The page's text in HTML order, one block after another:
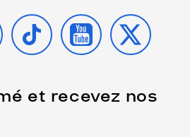
TIKTOK YOUTUBE
X
et recevez nos